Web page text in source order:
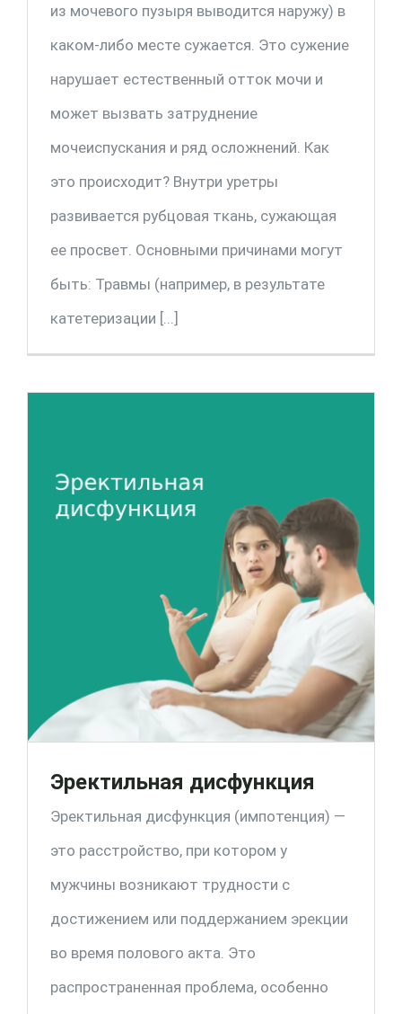
из мочевого пузыря выводится наружу) в
каком-либо месте сужается. Это сужение
нарушает естественный отток мочи и
может вызвать затруднение
мочеиспускания и ряд осложнений. Как
это происходит? Внутри уретры
развивается рубцовая ткань, сужающая
ее просвет. Основными причинами могут
быть: Травмы (например, в результате
катетеризации [...]
Эректильная дисфункция
Эректильная дисфункция (импотенция) —
это расстройство, при котором у
мужчины возникают трудности с
достижением или поддержанием эрекции
во время полового акта. Это
распространенная проблема, особенно